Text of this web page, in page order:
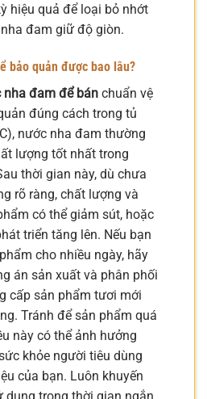
hiệu quả để loại bỏ nhớt
đam giữ độ giòn.
bảo quản được bao lâu?
đam để bán chuẩn vệ
đúng cách trong tủ
nước nha đam thường
lượng tốt nhất trong
thời gian này, dù chưa
rõ ràng, chất lượng và
có thể giảm sút, hoặc
triển tăng lên. Nếu bạn
cho nhiều ngày, hãy
án sản xuất và phân phối
cấp sản phẩm tươi mới
Tránh để sản phẩm quá
này có thể ảnh hưởng
khỏe người tiêu dùng
của bạn. Luôn khuyến
dụng trong thời gian ngắn